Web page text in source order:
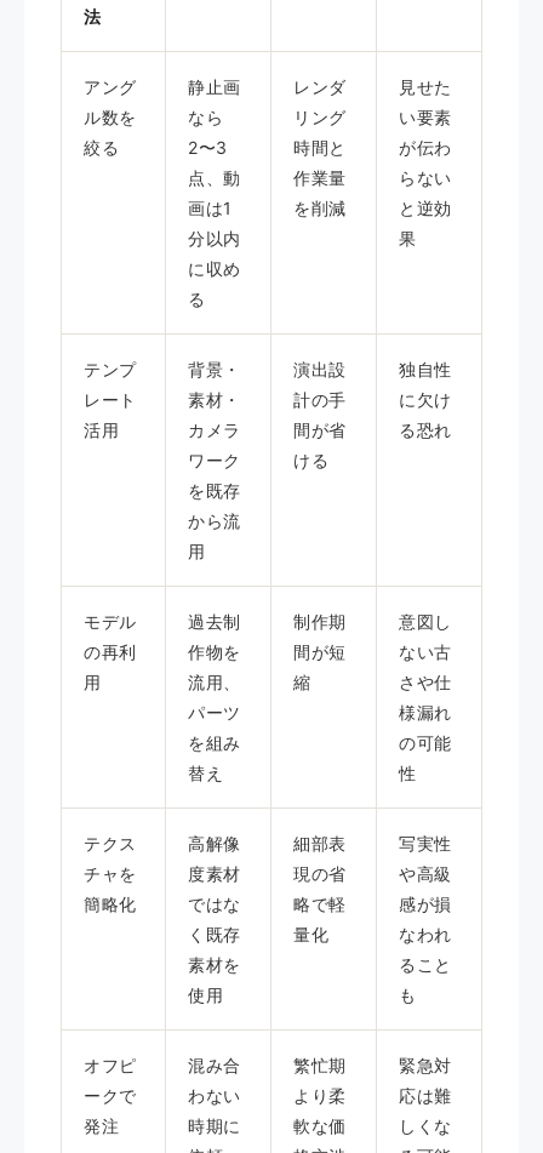
法
アング
ル数を
絞る
静止画
なら
2〜3
点、動
画は1
分以内
に収め
る
レンダ
リング
時間と
作業量
を削減
見せた
い要素
が伝わ
らない
と逆効
果
テンプ
レート
活用
背景・
素材・
カメラ
ワーク
を既存
から流
用
演出設
計の手
間が省
ける
独自性
に欠け
る恐れ
モデル
の再利
用
過去制
作物を
流用、
パーツ
を組み
替え
制作期
間が短
縮
意図し
ない古
さや仕
様漏れ
の可能
性
テクス
チャを
簡略化
高解像
度素材
ではな
く既存
素材を
使用
細部表
現の省
略で軽
量化
写実性
や高級
感が損
なわれ
ること
も
オフピ
ークで
発注
混み合
わない
時期に
繁忙期
より柔
軟な価
緊急対
応は難
しくな